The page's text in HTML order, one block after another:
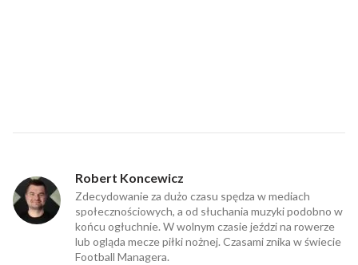
Robert Koncewicz
Zdecydowanie za dużo czasu spędza w mediach
społecznościowych, a od słuchania muzyki podobno w
końcu ogłuchnie. W wolnym czasie jeździ na rowerze
lub ogląda mecze piłki nożnej. Czasami znika w świecie
Football Managera.